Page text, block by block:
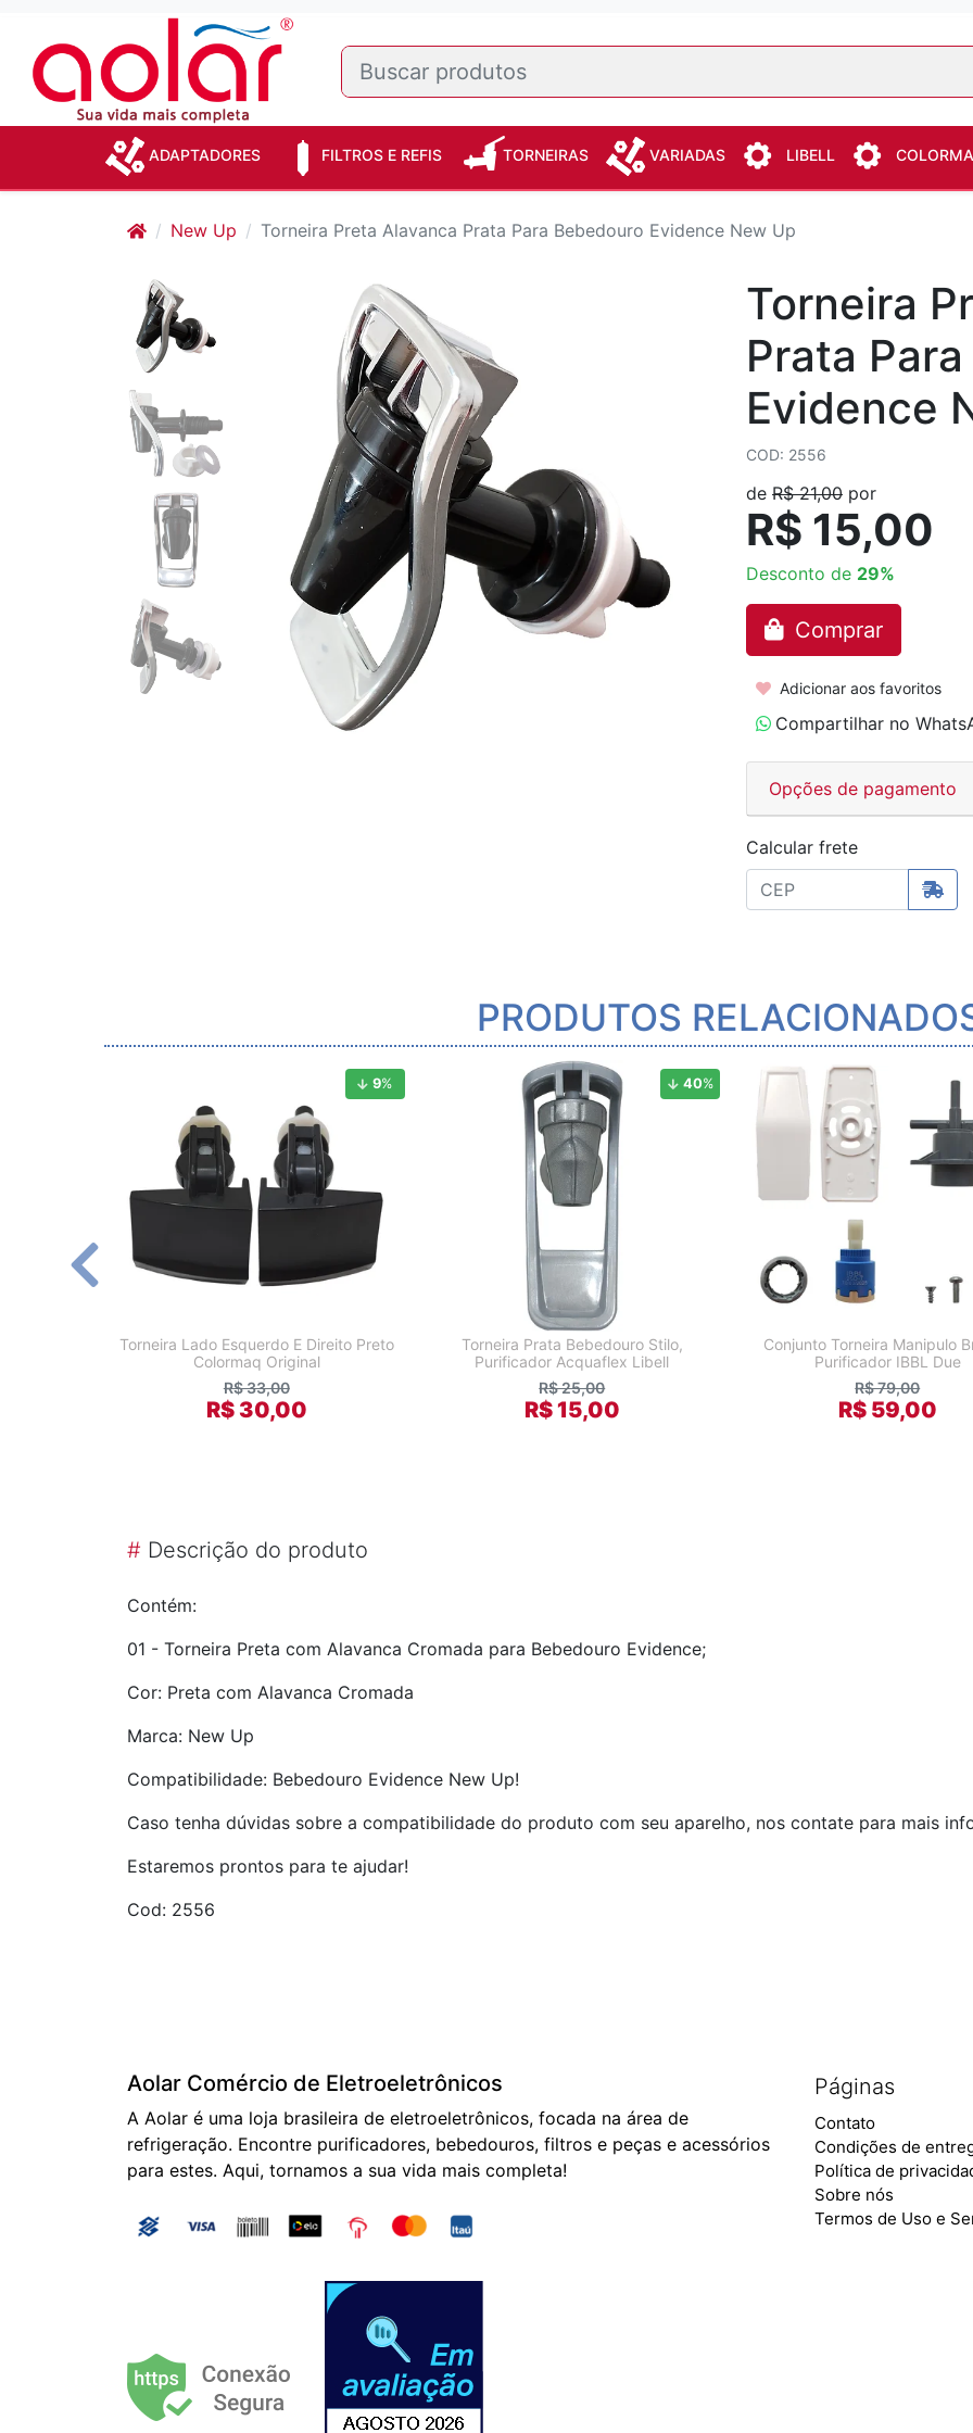
ADAPTADORES FILTROS E REFIS TORNEIRAS VARIADAS LIBELL
New Up Torneira Preta Alavanca Prata Para Bebedouro Evidence New Up
Torneira
Prata
Evidence
COD: 2556
de R$ 21,00 por
R$ 15,00
Desconto de 29%
Comprar
Adicionar aos favoritos
Compartilhar no
Opções de pagamento
Calcular frete
PRODUTOS
9%
Torneira Lado Esquerdo E Direito Preto
Colormaq Original
R$ 33,00
R$ 30,00
40%
Torneira Prata Bebedouro Stilo,
Purificador Acquaflex Libell
R$ 25,00
R$ 15,00
Conjunto Torneira Manipulo
Purificador IBBL Due
R$ 79,00
R$ 59,00
# Descrição do produto
Contém:
01 - Torneira Preta com Alavanca Cromada para Bebedouro Evidence;
Cor: Preta com Alavanca Cromada
Marca: New Up
Compatibilidade: Bebedouro Evidence New Up!
Caso tenha dúvidas sobre a compatibilidade do produto com seu aparelho, nos contate para mais
Estaremos prontos para te ajudar!
Cod: 2556
Páginas
Contato
Condições de
Política de
Sobre nós
Termos de Uso e
Aolar Comércio de Eletroeletrônicos
A Aolar é uma loja brasileira de eletroeletrônicos, focada na área de
refrigeração. Encontre purificadores, bebedouros, filtros e peças e acessórios
para estes. Aqui, tornamos a sua vida mais completa!